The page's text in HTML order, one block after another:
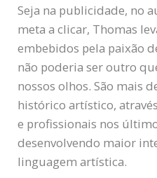
Seja na publicidade, no
meta a clicar, Thomas
embebidos pela paixão
não poderia ser outro
nossos olhos. São mais
histórico artístico,
e profissionais nos
desenvolvendo maior
linguagem artística.